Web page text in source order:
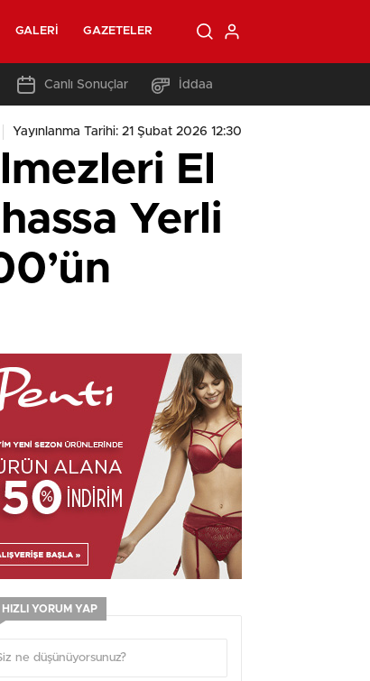
GALERI GAZETELER
Canlı Sonuçlar İddaa
Yayınlanma Tarihi: 21 Şubat 2026 12:30
El
Yerli
HIZLI YORUM YAP